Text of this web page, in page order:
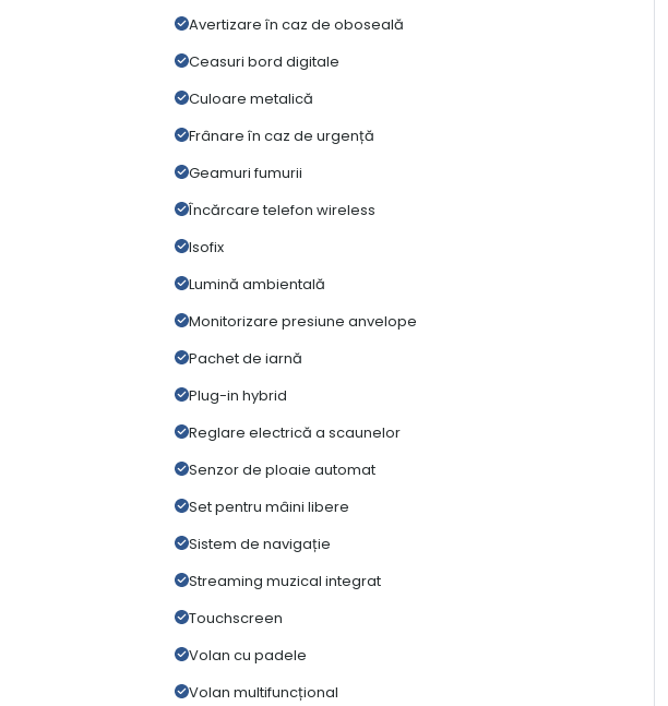
Avertizare în caz de oboseală
Ceasuri bord digitale
Culoare metalică
Frânare în caz de urgență
Geamuri fumurii
Încărcare telefon wireless
Isofix
Lumină ambientală
Monitorizare presiune anvelope
Pachet de iarnă
Plug-in hybrid
Reglare electrică a scaunelor
Senzor de ploaie automat
Set pentru mâini libere
Sistem de navigație
Streaming muzical integrat
Touchscreen
Volan cu padele
Volan multifuncțional